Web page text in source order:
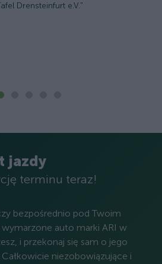
Drensteinfurt e.V."
jazdy
terminu teraz!
bezpośrednio pod Twoim
auto marki ARI w
i przekonaj się sam o jego
niezobowiązujące i